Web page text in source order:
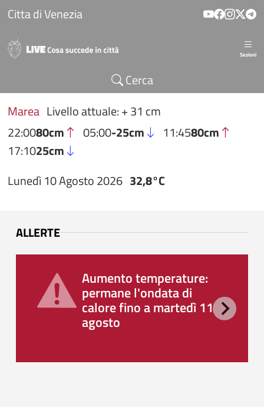
Salta al contenuto principale
Citta di Venezia
Sezioni
Cerca
Marea Livello attuale: + 31 cm
22:0080cm 05:00-25cm 11:4580cm
17:1025cm
Lunedì 10 Agosto 2026 32,8°C
ALLERTE
Aumento temperature:
permane l'ondata di
calore fino a martedì 11
agosto